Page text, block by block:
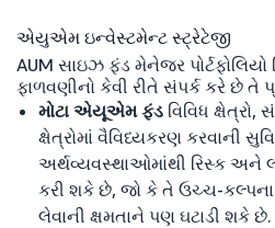
એયુએમ ઇન્વેસ્ટમેન્ટ સ્ટ્રેટેજી
AUM સાઇઝ ફંડ મેનેજર
ફાળવણીનો કેવી રીતે સંપર્ક કરે છે તે
મોટા એયૂએમ ફંડ વિવિધ ક્ષેત્રો,
ક્ષેત્રોમાં વૈવિધ્યકરણ કરવાની
અર્થવ્યવસ્થાઓમાંથી રિસ્ક અને
કરી શકે છે, જો કે તે ઉચ્ચ-કલ્પના
લેવાની ક્ષમતાને પણ ઘટાડી શકે છે.